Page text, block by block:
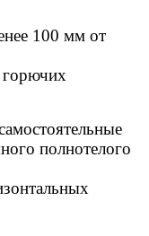
100 мм от
полнотелого